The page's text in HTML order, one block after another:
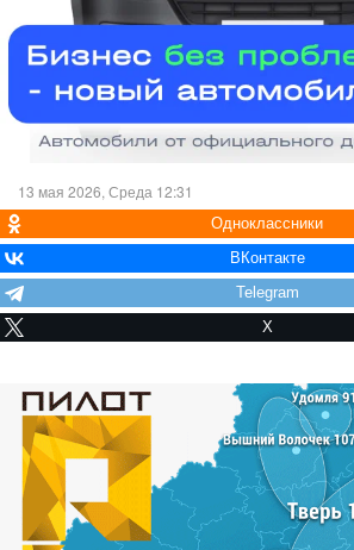
13 мая 2026, Среда 12:31
Одноклассники
ВКонтакте
Telegram
X